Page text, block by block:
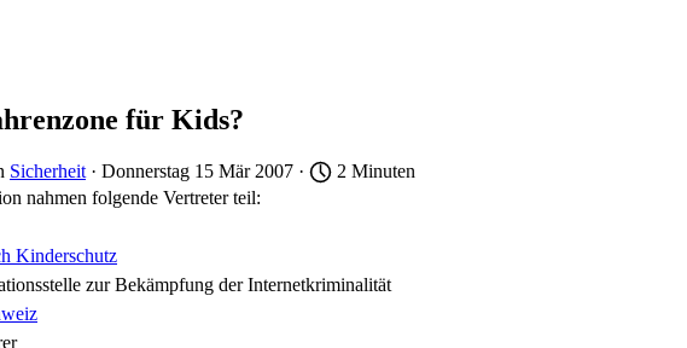
für Kids?
Sicherheit · Donnerstag 15 Mär 2007 ·
2 Minuten
nahmen folgende Vertreter teil:
Kinderschutz
zur Bekämpfung der Internetkriminalität